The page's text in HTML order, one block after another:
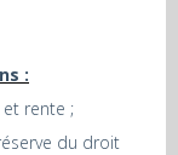
:
rente ;
du droit